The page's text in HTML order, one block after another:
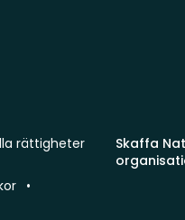
Skaffa
rättigheter